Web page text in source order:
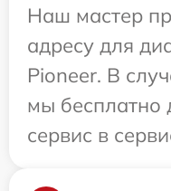
Наш мастер
адресу для
Pioneer. В
мы бесплатно
сервис в